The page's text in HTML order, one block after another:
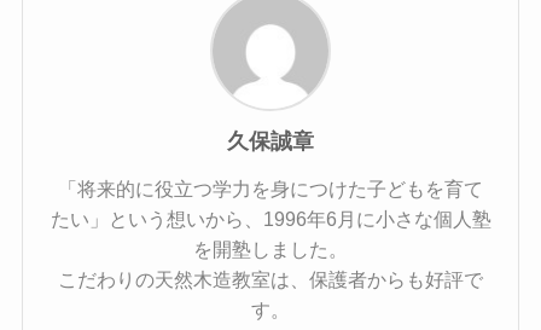
久保誠章
「将来的に役立つ学力を身につけた子どもを育て
たい」という想いから、1996年6月に小さな個人塾
を開塾しました。
こだわりの天然木造教室は、保護者からも好評で
す。